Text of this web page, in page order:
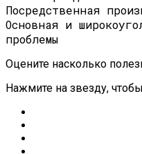
Посредственная
Основная и
проблемы
Оцените насколько
Нажмите на звезду,